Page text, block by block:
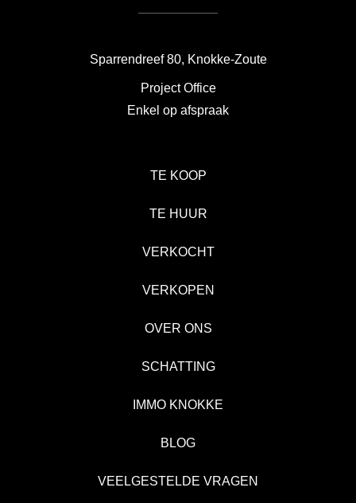
Sparrendreef 80, Knokke-Zoute
Project Office
Enkel op afspraak
TE KOOP
TE HUUR
VERKOCHT
VERKOPEN
OVER ONS
SCHATTING
IMMO KNOKKE
BLOG
VEELGESTELDE VRAGEN